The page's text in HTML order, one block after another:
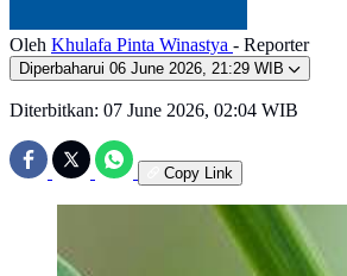
Oleh Khulafa Pinta Winastya - Reporter
Diperbaharui 06 June 2026, 21:29 WIB
Diterbitkan: 07 June 2026, 02:04 WIB
Copy Link